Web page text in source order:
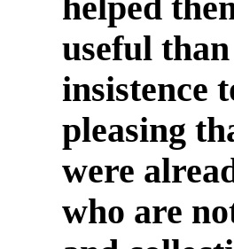
helped
useful
insistence
pleasing
were
who are